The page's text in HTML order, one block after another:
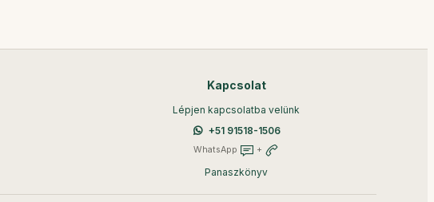
Kapcsolat
Lépjen kapcsolatba velünk
+51 91518-1506
WhatsApp +
Panaszkönyv